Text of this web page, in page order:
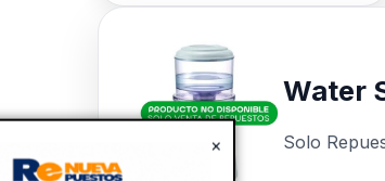
×
Water
Solo